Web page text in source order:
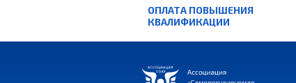
ОПЛАТА ПОВЫШЕНИЯ
КВАЛИФИКАЦИИ